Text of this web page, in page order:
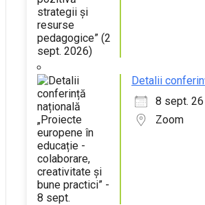
Detalii
8 sept. 26
Zoom